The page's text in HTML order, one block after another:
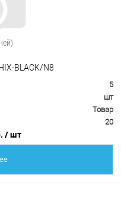
BLACK/N8
5
шт
Товар
20
/ шт